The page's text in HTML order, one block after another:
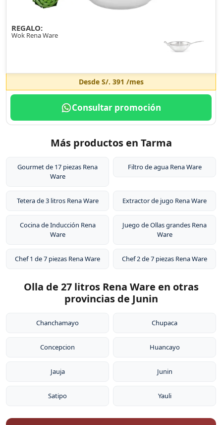
REGALO:
Wok Rena Ware
Desde S/. 391 /mes
Consultar promoción
Más productos en Tarma
Gourmet de 17 piezas Rena
Ware
Filtro de agua Rena Ware
Tetera de 3 litros Rena Ware Extractor de jugo Rena Ware
Cocina de Inducción Rena
Ware
Juego de Ollas grandes Rena
Ware
Chef 1 de 7 piezas Rena Ware Chef 2 de 7 piezas Rena Ware
Olla de 27 litros Rena Ware en otras
provincias de Junin
Chanchamayo Chupaca
Concepcion Huancayo
Jauja Junin
Satipo Yauli